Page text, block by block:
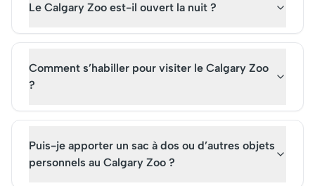
Le Calgary Zoo est-il ouvert la nuit ?
Comment s’habiller pour visiter le Calgary Zoo
?
Puis-je apporter un sac à dos ou d’autres objets
personnels au Calgary Zoo ?